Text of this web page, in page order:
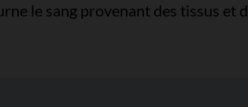
le sang provenant des tissus et